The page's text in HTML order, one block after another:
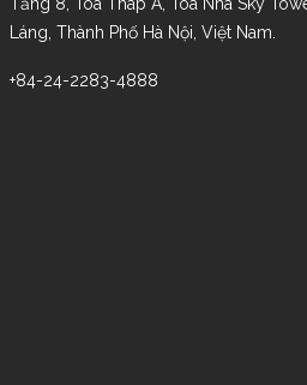
Tầng 8, Tòa Tháp A, Tòa Nhà Sky
Láng, Thành Phố Hà Nội, Việt Nam.
+84-24-2283-4888